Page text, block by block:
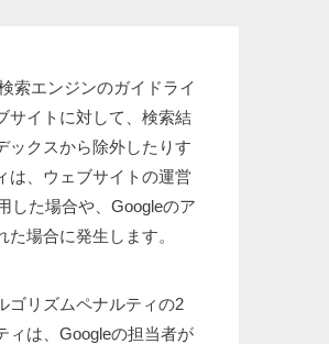
索エンジンのガイドライ
サイトに対して、検索結
ックスから除外したりす
は、ウェブサイトの運営
した場合や、Googleのア
場合に発生します。
ゴリズムペナルティの2
ィは、Googleの担当者が